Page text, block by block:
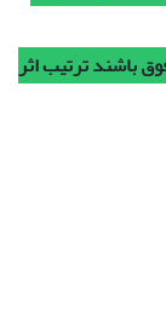
باشند ترتیب اثر